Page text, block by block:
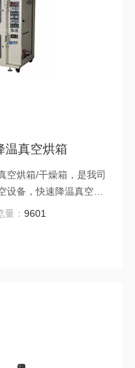
温真空烘箱
空烘箱/干燥箱，是我司
备，快速降温真空干
、恒压定时、快速降
量：9601